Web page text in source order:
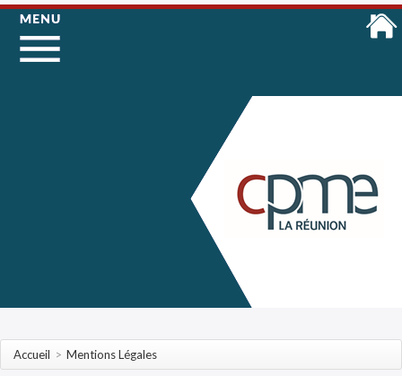
Accueil > Mentions Légales